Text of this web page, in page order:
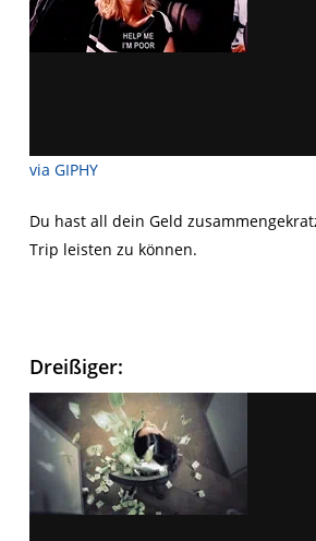
via GIPHY
Du hast all dein Geld
Trip leisten zu können.
Dreißiger: